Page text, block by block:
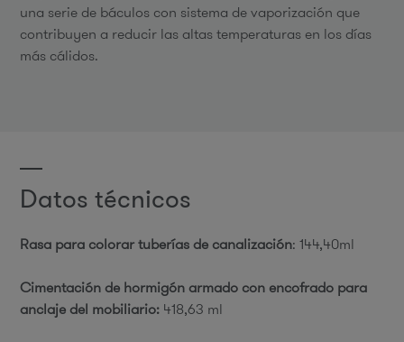
una serie de báculos con sistema de vaporización que
contribuyen a reducir las altas temperaturas en los días
más cálidos.
Datos técnicos
Rasa para colorar tuberías de canalización: 144,40ml
Cimentación de hormigón armado con encofrado para
anclaje del mobiliario: 418,63 ml